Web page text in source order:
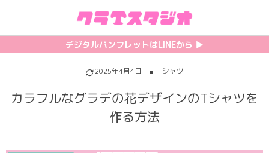
デジタルパンフレットはLINEから ▶︎︎
2025年4月4日 Tシャツ
カラフルなグラデの花デザインのTシャツを
作る方法
初めての方へ
クラスTシャツの注文方法
料金について
カテゴリ一覧
ホッケーユニフォーム
特集記事
【最新】流行りの背ネーム特集
【インスタ映え】おすすめクラT集
プリント
フォントを選ぶ